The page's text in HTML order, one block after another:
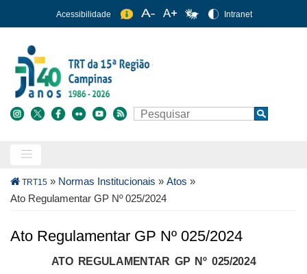
para
conteúdo
principal
Acessibilidade Intranet
Buscar Search
Trilha
de
TRT15 » Normas Institucionais » Atos »
Ato Regulamentar GP Nº 025/2024
Ato Regulamentar GP Nº 025/2024
ATO REGULAMENTAR GP Nº 025/2024